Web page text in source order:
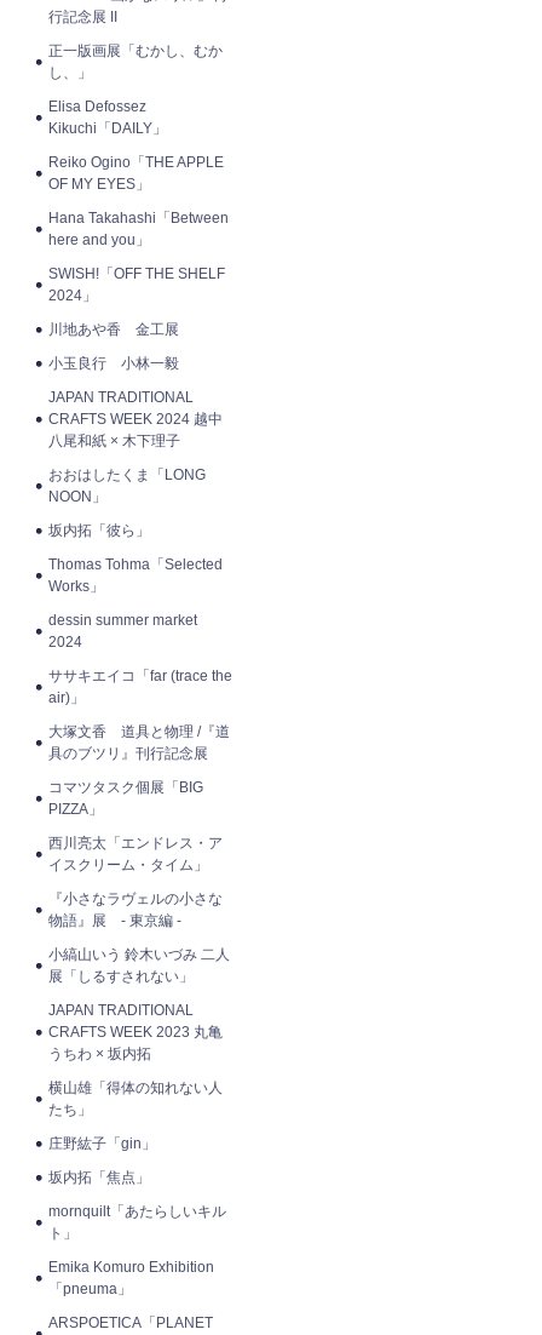
行記念展 II
正一版画展「むかし、むか
し、」
Elisa Defossez
Kikuchi「DAILY」
Reiko Ogino「THE APPLE
OF MY EYES」
Hana Takahashi「Between
here and you」
SWISH!「OFF THE SHELF
2024」
川地あや香 金工展
小玉良行 小林一毅
JAPAN TRADITIONAL
CRAFTS WEEK 2024 越中
八尾和紙 × 木下理子
おおはしたくま「LONG
NOON」
坂内拓「彼ら」
Thomas Tohma「Selected
Works」
dessin summer market
2024
ササキエイコ「far (trace the
air)」
大塚文香 道具と物理 /『道
具のブツリ』刊行記念展
コマツタスク個展「BIG
PIZZA」
西川亮太「エンドレス・ア
イスクリーム・タイム」
『小さなラヴェルの小さな
物語』展 - 東京編 -
小縞山いう 鈴木いづみ 二人
展「しるすされない」
JAPAN TRADITIONAL
CRAFTS WEEK 2023 丸亀
うちわ × 坂内拓
横山雄「得体の知れない人
たち」
庄野紘子「gin」
坂内拓「焦点」
mornquilt「あたらしいキル
ト」
Emika Komuro Exhibition
「pneuma」
ARSPOETICA「PLANET